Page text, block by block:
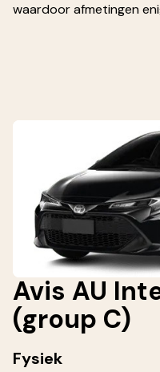
waardoor afmetingen
Avis AU
(group C)
Fysiek